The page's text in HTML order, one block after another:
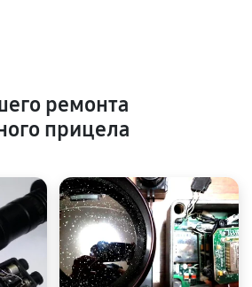
ремонта
прицела